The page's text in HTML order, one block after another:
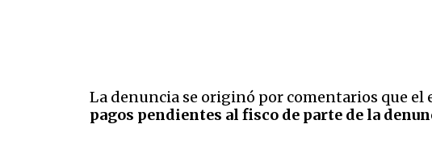
La denuncia se originó por comentarios que el
pagos pendientes al fisco de parte de la